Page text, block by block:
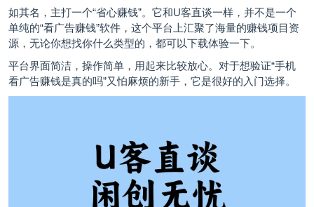
如其名，主打一个“省心赚钱”。它和U客直谈一样，并不是一个
单纯的“看广告赚钱”软件，这个平台上汇聚了海量的赚钱项目资
源，无论你想找你什么类型的，都可以下载体验一下。
平台界面简洁，操作简单，用起来比较放心。对于想验证“手机
看广告赚钱是真的吗”又怕麻烦的新手，它是很好的入门选择。